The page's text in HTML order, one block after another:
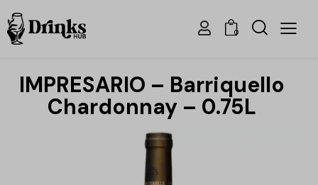
0
IMPRESARIO – Barriquello
Chardonnay – 0.75L